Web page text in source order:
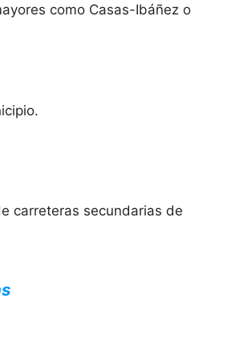
como Casas-Ibáñez o
carreteras secundarias de